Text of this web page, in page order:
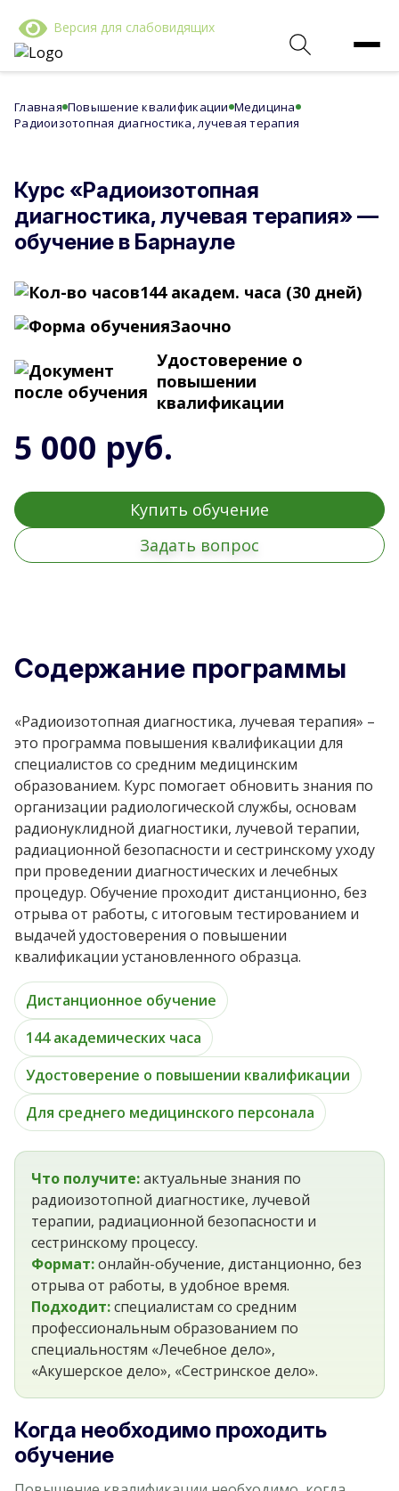
Версия для слабовидящих
Главная Повышение квалификации Медицина
Радиоизотопная диагностика, лучевая терапия
Курс «Радиоизотопная
диагностика, лучевая терапия» —
обучение в Барнауле
144 академ. часа (30 дней)
Заочно
Удостоверение о
повышении
квалификации
5 000 руб.
Купить обучение
Задать вопрос
Содержание программы
«Радиоизотопная диагностика, лучевая терапия» –
это программа повышения квалификации для
специалистов со средним медицинским
образованием. Курс помогает обновить знания по
организации радиологической службы, основам
радионуклидной диагностики, лучевой терапии,
радиационной безопасности и сестринскому уходу
при проведении диагностических и лечебных
процедур. Обучение проходит дистанционно, без
отрыва от работы, с итоговым тестированием и
выдачей удостоверения о повышении
квалификации установленного образца.
Дистанционное обучение
144 академических часа
Удостоверение о повышении квалификации
Для среднего медицинского персонала
Что получите:актуальные знания по
радиоизотопной диагностике, лучевой
терапии, радиационной безопасности и
сестринскому процессу.
Формат:онлайн-обучение, дистанционно, без
отрыва от работы, в удобное время.
Подходит:специалистам со средним
профессиональным образованием по
специальностям «Лечебное дело»,
«Акушерское дело», «Сестринское дело».
Когда необходимо проходить
обучение